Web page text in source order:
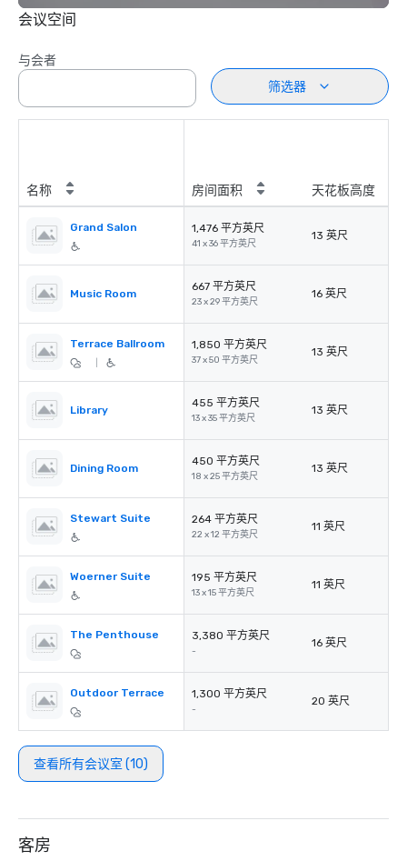
会议空间
与会者
筛选器
名称 房间面积 天花板高度
Grand Salon 1,476 平方英尺
41 x 36 平方英尺
13 英尺
Music Room
667 平方英尺
23 x 29 平方英尺
16 英尺
Terrace Ballroom 1,850 平方英尺
37 x 50 平方英尺
13 英尺
Library
455 平方英尺
13 x 35 平方英尺
13 英尺
Dining Room
450 平方英尺
18 x 25 平方英尺
13 英尺
Stewart Suite 264 平方英尺
22 x 12 平方英尺
11 英尺
Woerner Suite 195 平方英尺
13 x 15 平方英尺
11 英尺
The Penthouse 3,380 平方英尺
-
16 英尺
Outdoor Terrace 1,300 平方英尺
-
20 英尺
查看所有会议室 (10)
客房